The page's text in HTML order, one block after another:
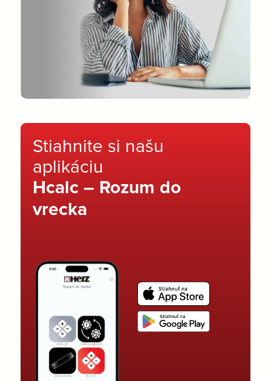
Stiahnite si našu
aplikáciu
Hcalc – Rozum do
vrecka